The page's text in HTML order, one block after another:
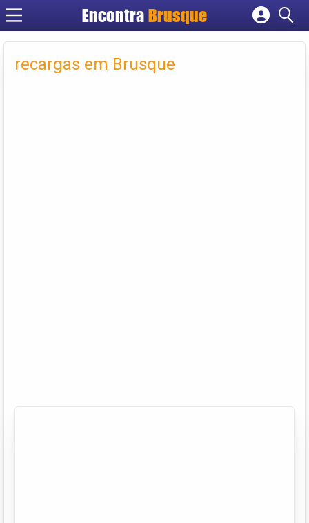
EncontraBrusque
Cadastrar empresa
Criar conta
recargas em Brusque